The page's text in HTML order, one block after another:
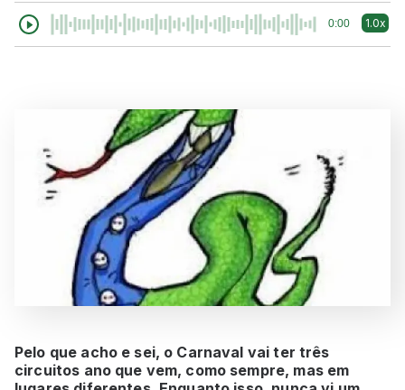
0:00 1.0x
Pelo que acho e sei, o Carnaval vai ter três
circuitos ano que vem, como sempre, mas em